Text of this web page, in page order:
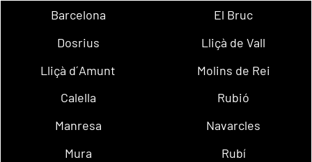
Barcelona
El Bruc
Dosrius
Lliçà de Vall
Lliçà d´Amunt
Molins de Rei
Calella
Rubió
Manresa
Navarcles
Mura
Rubí